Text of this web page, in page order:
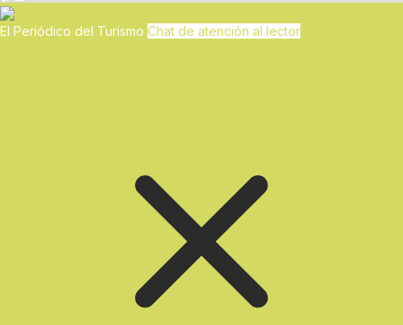
El Periódico del Turismo Chat de atención al lector